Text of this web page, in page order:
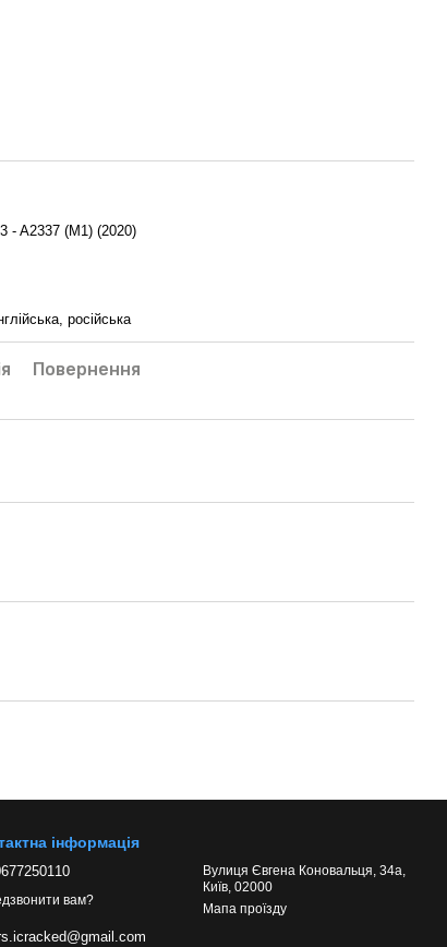
- A2337 (M1) (2020)
російська
Повернення
інформація
вам?
Вулиця Євгена Коновальця, 34а,
Київ, 02000
Мапа проїзду